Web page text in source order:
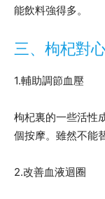
能飲料強得多。
三、枸杞對
1.輔助調節血壓
枸杞裏的一些活性
個按摩。雖然不能
2.改善血液迴圈